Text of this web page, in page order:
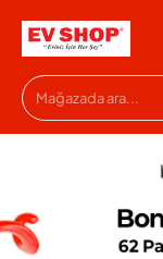
Evshop
Mağazada
ara...